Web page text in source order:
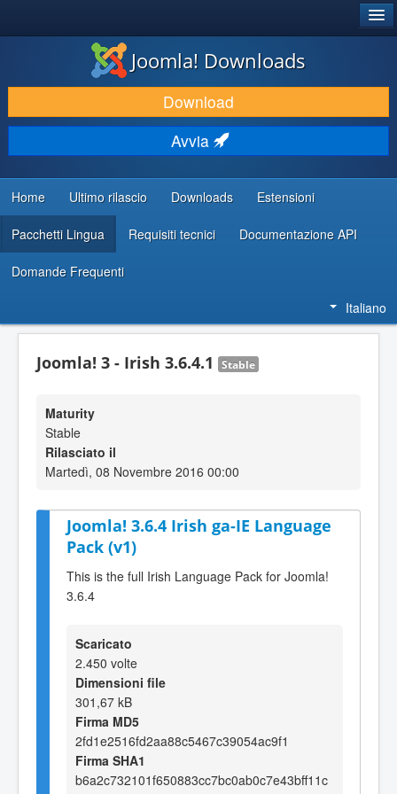
SCARICA & ESTENDI
SCOPRI & IMPARA
COMUNITÀ & SUPPORTO
RISORSE PER SVILUPPATORI
Joomla! Downloads
Download
Avvia
Home Ultimo rilascio Downloads Estensioni
Pacchetti Lingua Requisiti tecnici Documentazione API
Domande Frequenti
Italiano
Joomla! 3 - Irish 3.6.4.1 Stable
Maturity
Stable
Rilasciato il
Martedì, 08 Novembre 2016 00:00
Joomla! 3.6.4 Irish ga-IE Language
Pack (v1)
This is the full Irish Language Pack for Joomla!
3.6.4
Scaricato
2.450 volte
Dimensioni file
301,67 kB
Firma MD5
2fd1e2516fd2aa88c5467c39054ac9f1
Firma SHA1
b6a2c732101f650883cc7bc0ab0c7e43bff11c